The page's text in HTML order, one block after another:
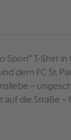
Sport" T-Shirt
dem FC St.
–
die Straße –